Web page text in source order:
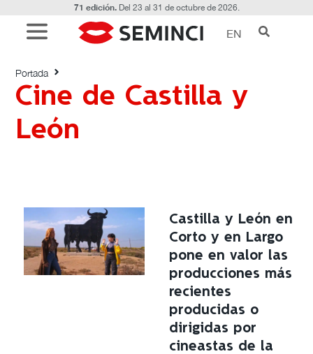
71 edición.Del 23 al 31 de octubre de 2026.
EN
Cine de Castilla y
León
Portada
Etiquetado con: Cine de Castilla y León
Castilla y León en
Corto y en Largo
pone en valor las
producciones más
recientes
producidas o
dirigidas por
cineastas de la